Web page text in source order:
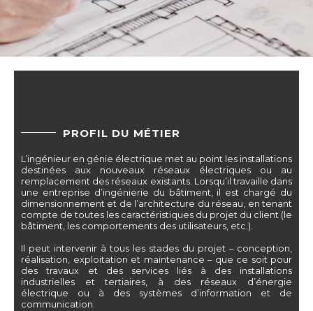
PROFIL DU MÉTIER
L’ingénieur en génie électrique met au point les installations
destinées aux nouveaux réseaux électriques ou au
remplacement des réseaux existants. Lorsqu’il travaille dans
une entreprise d’ingénierie du bâtiment, il est chargé du
dimensionnement et de l’architecture du réseau, en tenant
compte de toutes les caractéristiques du projet du client (le
bâtiment, les comportements des utilisateurs, etc.).
Il peut intervenir à tous les stades du projet – conception,
réalisation, exploitation et maintenance – que ce soit pour
des travaux et des services liés à des installations
industrielles et tertiaires, à des réseaux d’énergie
électrique ou à des systèmes d’information et de
communication.